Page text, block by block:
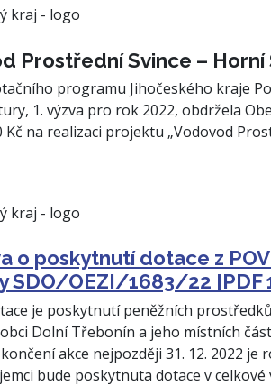
Prostřední Svince – Horní
programu Jihočeského kraje
1. výzva pro rok 2022, obdržela
Kč na realizaci projektu „Vodovod
o poskytnutí dotace z
SDO/OEZI/1683/22 [PDF
je poskytnutí peněžních
Dolní Třebonín a jeho místních
akce nejpozději 31. 12. 2022
bude poskytnuta dotace v celkové